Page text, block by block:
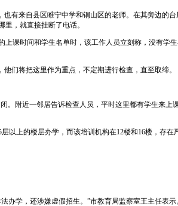
来自县区睢宁中学和铜山区的老师。在其旁边的
，就直接挂断了电话。
时间和学生名单时，该工作人员立刻称，没有学
们将把这里作为重点，不定期进行检查，直至取缔。
附近一邻居告诉检查人员，平时这里都有学生来上
上的楼层办学，而该培训机构在12楼和16楼，存在
学，还涉嫌虚假招生。”市教育局监察室王主任表